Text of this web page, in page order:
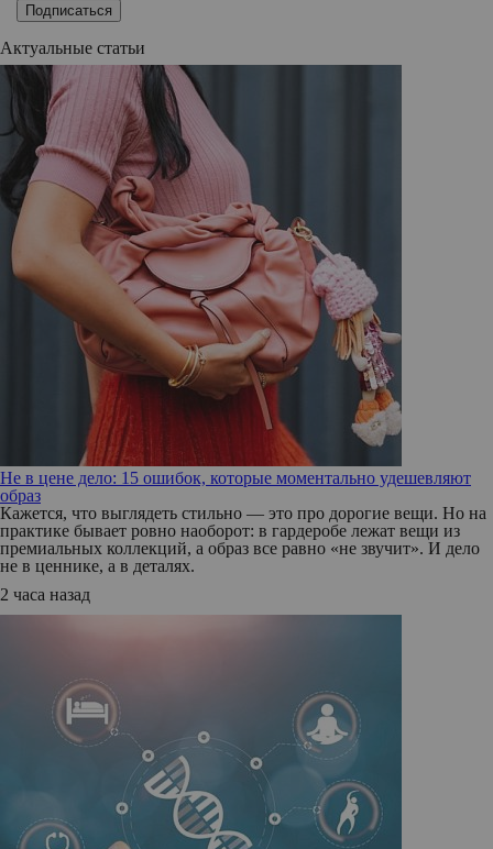
Подписаться
Актуальные статьи
Не в цене дело: 15 ошибок, которые моментально удешевляют
образ
Кажется, что выглядеть стильно — это про дорогие вещи. Но на
практике бывает ровно наоборот: в гардеробе лежат вещи из
премиальных коллекций, а образ все равно «не звучит». И дело
не в ценнике, а в деталях.
2 часа назад